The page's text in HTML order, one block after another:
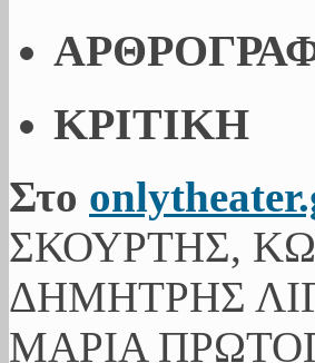
ΚΡΙΤΙΚΗ
Στο
ΣΚΟΥΡΤΗΣ,
ΔΗΜΗΤΡΗΣ
ΜΑΡΙΑ